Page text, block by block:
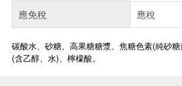
應免稅
應稅
碳酸水、砂糖、高果糖糖漿、焦糖色素(純砂
(含乙醇、水)、檸檬酸。
偏遠地區配送